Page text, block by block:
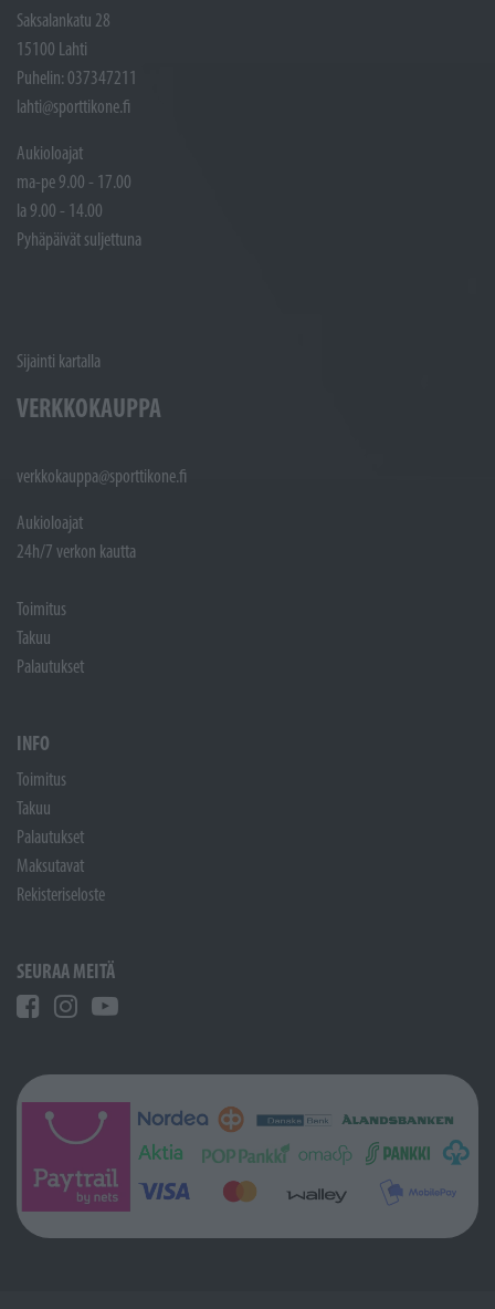
Saksalankatu 28
15100 Lahti
Puhelin: 037347211
lahti@sporttikone.fi
Aukioloajat
ma-pe 9.00 - 17.00
la 9.00 - 14.00
Pyhäpäivät suljettuna
Sijainti kartalla
VERKKOKAUPPA
verkkokauppa@sporttikone.fi
Aukioloajat
24h/7 verkon kautta
Toimitus
Takuu
Palautukset
INFO
Toimitus
Takuu
Palautukset
Maksutavat
Rekisteriseloste
SEURAA MEITÄ